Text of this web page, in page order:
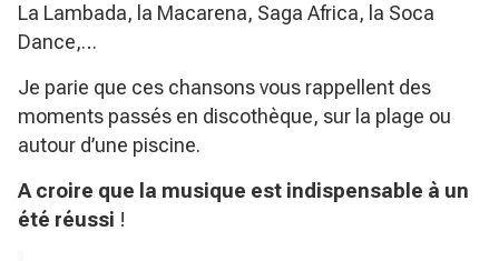
La Lambada, la Macarena, Saga Africa, la Soca
Dance,…
Je parie que ces chansons vous rappellent des
moments passés en discothèque, sur la plage ou
autour d’une piscine.
A croire que la musique est indispensable à un
été réussi !